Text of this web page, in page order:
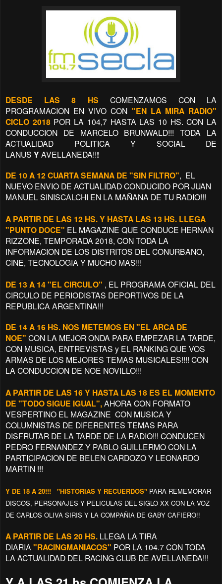
DESDE LAS 8 HS
COMENZAMOS CON LA
PROGRAMACION EN VIVO CON "EN LA MIRA RADIO"
CICLO 2018 POR LA 104,7 HASTA LAS 10 HS. CON LA
CONDUCCION DE MARCELO BRUNWALD!!! TODA LA
ACTUALIDAD POLITICA Y SOCIAL DE
LANUS Y AVELLANEDA!!!
DE 10 A 12 CUARTA SEMANA DE "SIN FILTRO", EL
NUEVO ENVIO DE ACTUALIDAD CONDUCIDO POR JUAN
MANUEL SINISCALCHI EN LA MAÑANA DE TU RADIO!!!
A PARTIR DE LAS 12 HS. Y HASTA LAS 13 HS. LLEGA
"PUNTO DOCE" EL MAGAZINE QUE CONDUCE HERNAN
RIZZONE, TEMPORADA 2018, CON TODA LA
INFORMACION DE LOS DISTRITOS DEL CONURBANO,
CINE, TECNOLOGIA Y MUCHO MAS!!!
DE 13 A 14 "EL CIRCULO" , EL PROGRAMA OFICIAL DEL
CIRCULO DE PERIODISTAS DEPORTIVOS DE LA
REPUBLICA ARGENTINA!!!
DE 14 A 16 HS. NOS METEMOS EN "EL ARCA DE
NOE" CON LA MEJOR ONDA PARA EMPEZAR LA TARDE,
CON MUSICA, ENTREVISTAS y EL RANKING QUE VOS
ARMAS DE LOS MEJORES TEMAS MUSICALES!!!! CON
LA CONDUCCION DE NOE NOVILLO!!!
A PARTIR DE LAS 16 Y HASTA LAS 18 ES EL MOMENTO
DE "TODO SIGUE IGUAL",AHORA CON FORMATO
VESPERTINO EL MAGAZINE CON MUSICA Y
COLUMNISTAS DE DIFERENTES TEMAS PARA
DISFRUTAR DE LA TARDE DE LA RADIO!!! CONDUCEN
PEDRO FERNANDEZ Y PABLO GUILLERMO CON LA
PARTICIPACION DE BELEN CARDOZO Y LEONARDO
MARTIN !!!
Y DE 18 A 20!!! "HISTORIAS Y RECUERDOS" PARA REMEMORAR
DISCOS, PERSONAJES Y PELICULAS DEL SIGLO XX CON LA VOZ
DE CARLOS OLIVA SIRIS Y LA COMPAÑIA DE GABY CAFIERO!!
A PARTIR DE LAS 20 HS. LLEGA LA TIRA
DIARIA "RACINGMANIACOS" POR LA 104.7 CON TODA
LA ACTUALIDAD DEL RACING CLUB DE AVELLANEDA!!!